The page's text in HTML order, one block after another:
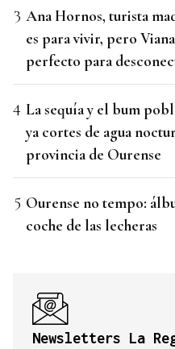
Ana Hornos, turista
es para vivir, pero
perfecto para
La sequía y el bum
ya cortes de agua
provincia de Ourense
Ourense no tempo:
coche de las lecheras
Newsletters La